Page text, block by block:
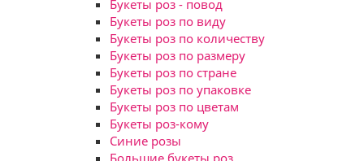
Букеты роз - повод
Букеты роз по виду
Букеты роз по количеству
Букеты роз по размеру
Букеты роз по стране
Букеты роз по упаковке
Букеты роз по цветам
Букеты роз-кому
Синие розы
Большие букеты роз